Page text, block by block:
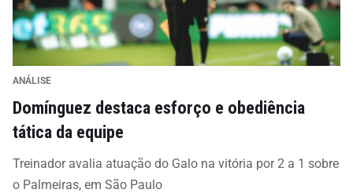
ANÁLISE
Domínguez destaca esforço e obediência
tática da equipe
Treinador avalia atuação do Galo na vitória por 2 a 1 sobre
o Palmeiras, em São Paulo